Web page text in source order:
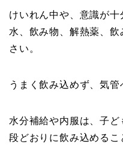
けいれん中や、意識が十
水、飲み物、解熱薬、
さい。
うまく飲み込めず、気管
水分補給や内服は、子
段どおりに飲み込めるこ